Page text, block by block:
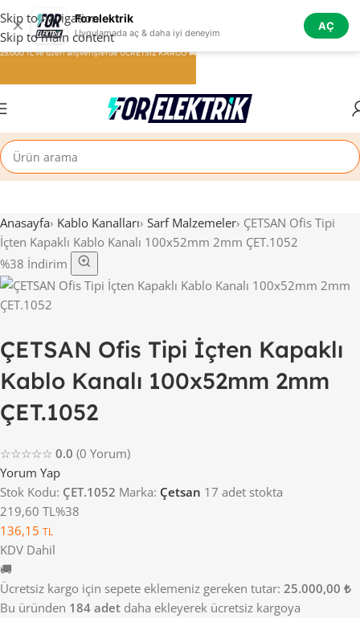
✕ Forelektrik
Uygulamada aç & daha iyi deneyim
AÇ
Skip to navigation
Skip to main content
Anasayfa› Kablo Kanalları› Sarf Malzemeler› ÇETSAN Ofis Tipi
İçten Kapaklı Kablo Kanalı 100x52mm 2mm ÇET.1052
%38 İndirim
ÇETSAN Ofis Tipi İçten Kapaklı
Kablo Kanalı 100x52mm 2mm
ÇET.1052
☆☆☆☆☆ 0.0 (0 Yorum)
Yorum Yap
Stok Kodu: ÇET.1052 Marka: Çetsan 17 adet stokta
219,60 TL%38
136,15 TL
KDV Dahil
🚚
Ücretsiz kargo için sepete eklemeniz gereken tutar: 25.000,00 ₺
Bu üründen 184 adet daha ekleyerek ücretsiz kargoya
25.000 TL ve üzeri alışverişlerde ÜCRETSİZ KARGO 🚚